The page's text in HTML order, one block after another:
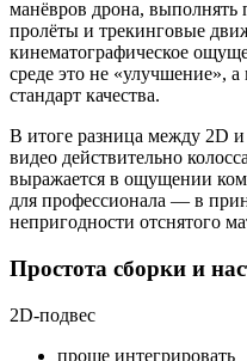
манёвров дрона,
пролёты и трекинговые
кинематографическое
среде это не «улучшение»,
стандарт качества.
В итоге разница между 2D и
видео действительно
выражается в ощущении
для профессионала — в
непригодности отснятого
Простота сборки и
2D-подвес
проще интегрировать